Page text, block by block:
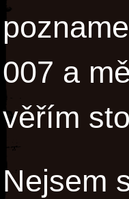
007 a
věřím
Nejsem